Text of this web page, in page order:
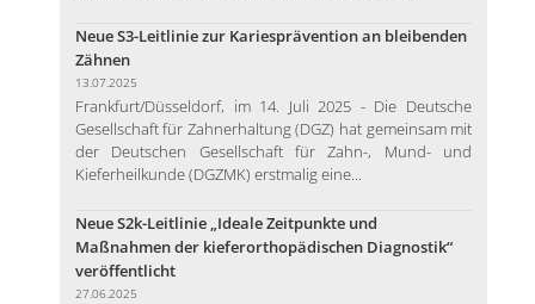
Neue S3-Leitlinie zur Kariesprävention an bleibenden
Zähnen
13.07.2025
Frankfurt/Düsseldorf, im 14. Juli 2025 - Die Deutsche
Gesellschaft für Zahnerhaltung (DGZ) hat gemeinsam mit
der Deutschen Gesellschaft für Zahn-, Mund- und
Kieferheilkunde (DGZMK) erstmalig eine...
Neue S2k-Leitlinie „Ideale Zeitpunkte und
Maßnahmen der kieferorthopädischen Diagnostik“
veröffentlicht
27.06.2025